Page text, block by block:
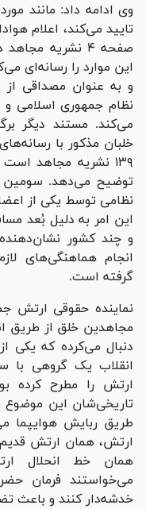
وی ادامه داد: مانند
صفحه ۴ نشریه
این موارد را رسانه‌ای
و به عنوان مصداقی از
نظام جمهوری اسلامی
می‌کند. مستند دیگر
خلبان مذکور با
۱۳۹ نشریه مجاهد
توضیح می‌دهد. سومین
نظامی توسط یکی از
این امر به دلیل بُعد
و چند کشور
انجام هماهنگی‌های
گرفته است.
نماینده حقوقی ارتش
مجاهدین خلق از طریق
دنبال می‌کرده که یکی
انقلاب یک گروهی با
ارتش را مطرح کرده
تاریخی‌شان این موضوع
طریق ربایش هوایپما
ارتش، همان ارتش قدیم
همان خط انحلال
می‌خواستند فرمان
خدشه‌دار کنند و باعث